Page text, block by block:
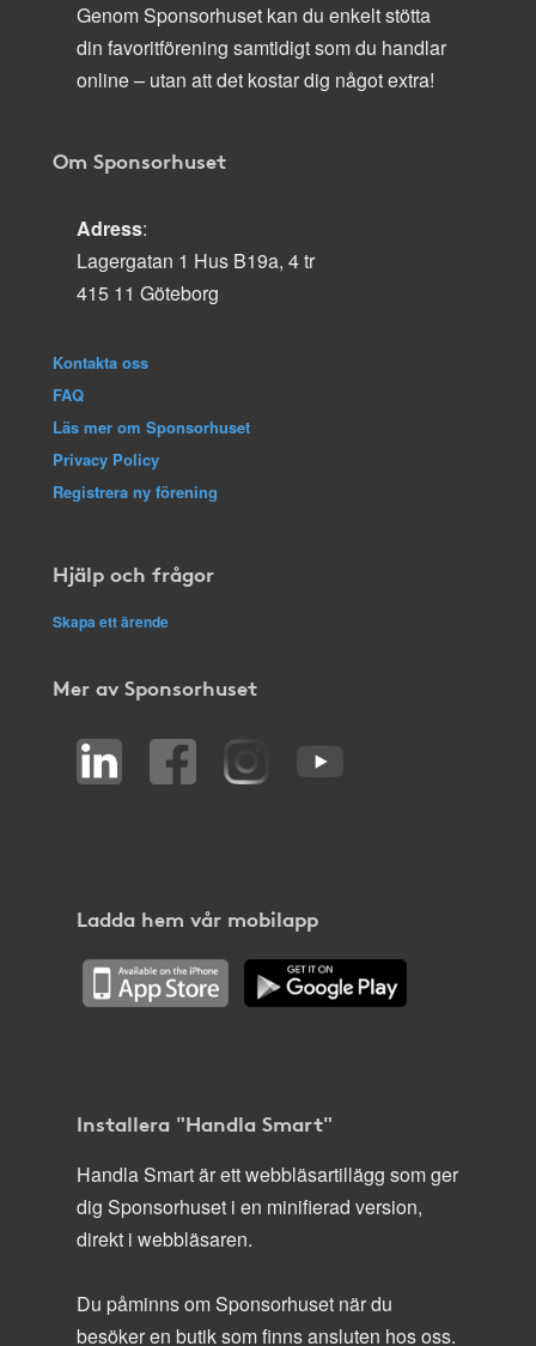
Genom Sponsorhuset kan du enkelt stötta
din favoritförening samtidigt som du handlar
online – utan att det kostar dig något extra!
Om Sponsorhuset
Adress:
Lagergatan 1 Hus B19a, 4 tr
415 11 Göteborg
Kontakta oss
FAQ
Läs mer om Sponsorhuset
Privacy Policy
Registrera ny förening
Hjälp och frågor
Skapa ett ärende
Mer av Sponsorhuset
Ladda hem vår mobilapp
Installera "Handla Smart"
Handla Smart är ett webbläsartillägg som ger
dig Sponsorhuset i en minifierad version,
direkt i webbläsaren.
Du påminns om Sponsorhuset när du
besöker en butik som finns ansluten hos oss.